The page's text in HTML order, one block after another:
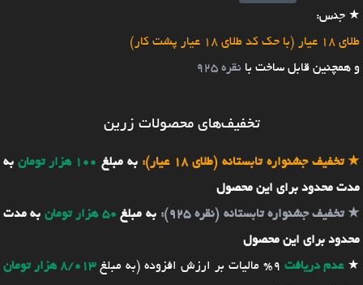
★ جنس:
طلای 18 عیار (با حک کد طلای 18 عیار پشت کار)
و همچنین قابل ساخت با نقره 925
تخفیف‌های محصولات زرین
★تخفیف جشنواره تابستانه (طلای 18 عیار): به مبلغ 100 هزار تومان
به
مدت محدود برای این محصول
★تخفیف جشنواره تابستانه (نقره 925): به مبلغ 50 هزار تومان
به مدت
محدود برای این محصول
★عدم دریافت 9% مالیات بر ارزش افزوده (به مبلغ
8/013 هزار تومان